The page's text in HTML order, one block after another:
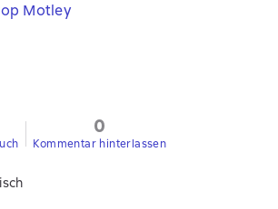
Motley
0
Kommentar hinterlassen